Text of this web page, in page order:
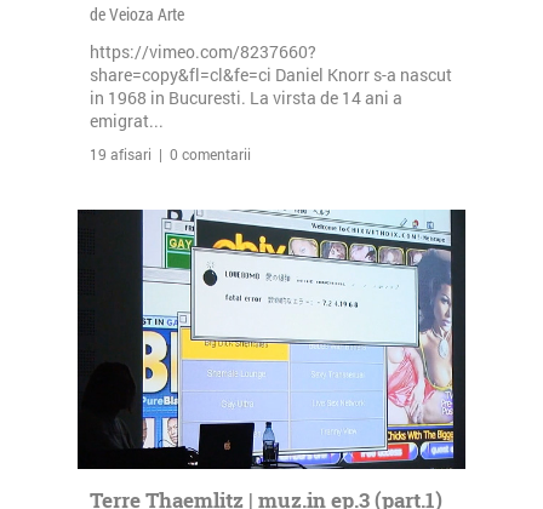
de Veioza Arte
https://vimeo.com/8237660?
share=copy&fl=cl&fe=ci Daniel Knorr s-a nascut
in 1968 in Bucuresti. La virsta de 14 ani a
emigrat...
19 afisari | 0 comentarii
Terre Thaemlitz | muz.in ep.3 (part.1)